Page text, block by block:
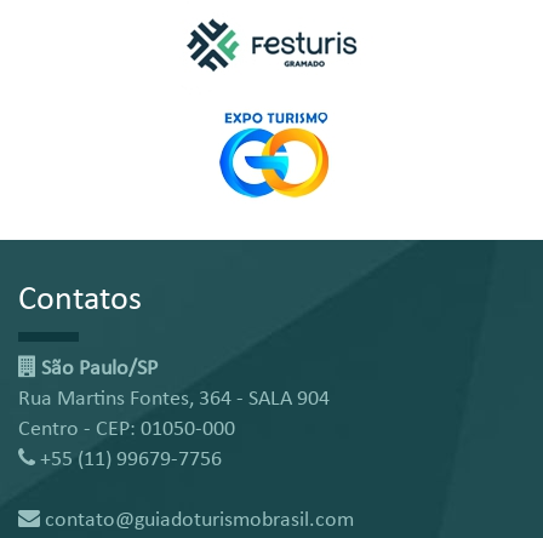
Contatos
São Paulo/SP
Rua Martins Fontes, 364 - SALA 904
Centro - CEP: 01050-000
+55 (11) 99679-7756
contato@guiadoturismobrasil.com